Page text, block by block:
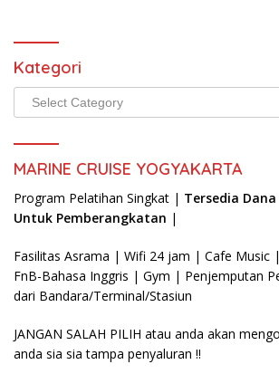
Kategori
Kategori
MARINE CRUISE YOGYAKARTA
Program Pelatihan Singkat | Tersedia
Untuk Pemberangkatan |
Fasilitas Asrama | Wifi 24 jam | Cafe Music
FnB-Bahasa Inggris | Gym | Penjemputan
dari Bandara/Terminal/Stasiun
JANGAN SALAH PILIH atau anda akan
anda sia sia tampa penyaluran !!